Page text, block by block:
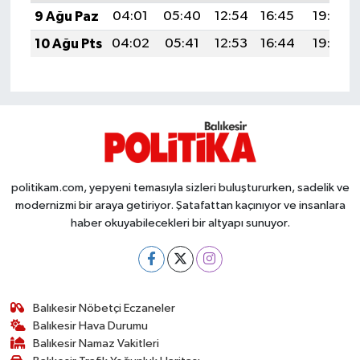
9 Ağu Paz
04:01 05:40 12:54 16:45
19:57
10 Ağu Pts
04:02 05:41 12:53 16:44 19:56
politikam.com, yepyeni temasıyla sizleri buluştururken, sadelik ve
modernizmi bir araya getiriyor. Şatafattan kaçınıyor ve insanlara
haber okuyabilecekleri bir altyapı sunuyor.
Balıkesir Nöbetçi Eczaneler
Balıkesir Hava Durumu
Balıkesir Namaz Vakitleri
OTOMOTİV
Resmi İlanlar
SİYASET
SÜRMANŞET